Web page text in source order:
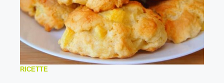
RICETTE